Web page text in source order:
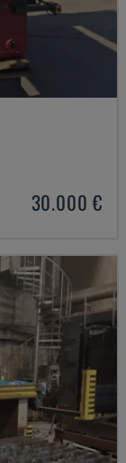
30.000 €